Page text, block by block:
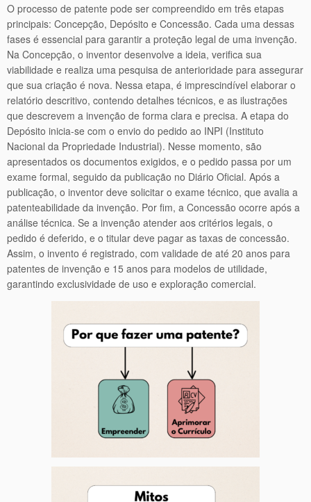
O processo de patente pode ser compreendido em três etapas
principais: Concepção, Depósito e Concessão. Cada uma dessas
fases é essencial para garantir a proteção legal de uma invenção.
Na Concepção, o inventor desenvolve a ideia, verifica sua
viabilidade e realiza uma pesquisa de anterioridade para assegurar
que sua criação é nova. Nessa etapa, é imprescindível elaborar o
relatório descritivo, contendo detalhes técnicos, e as ilustrações
que descrevem a invenção de forma clara e precisa. A etapa do
Depósito inicia-se com o envio do pedido ao INPI (Instituto
Nacional da Propriedade Industrial). Nesse momento, são
apresentados os documentos exigidos, e o pedido passa por um
exame formal, seguido da publicação no Diário Oficial. Após a
publicação, o inventor deve solicitar o exame técnico, que avalia a
patenteabilidade da invenção. Por fim, a Concessão ocorre após a
análise técnica. Se a invenção atender aos critérios legais, o
pedido é deferido, e o titular deve pagar as taxas de concessão.
Assim, o invento é registrado, com validade de até 20 anos para
patentes de invenção e 15 anos para modelos de utilidade,
garantindo exclusividade de uso e exploração comercial.